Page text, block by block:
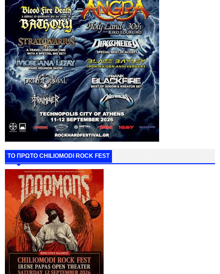
ΤΟ ΠΡΩΤΟ CHILIOMODI ROCK FEST